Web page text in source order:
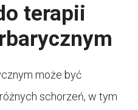
terapii
może być
schorzeń, w tym